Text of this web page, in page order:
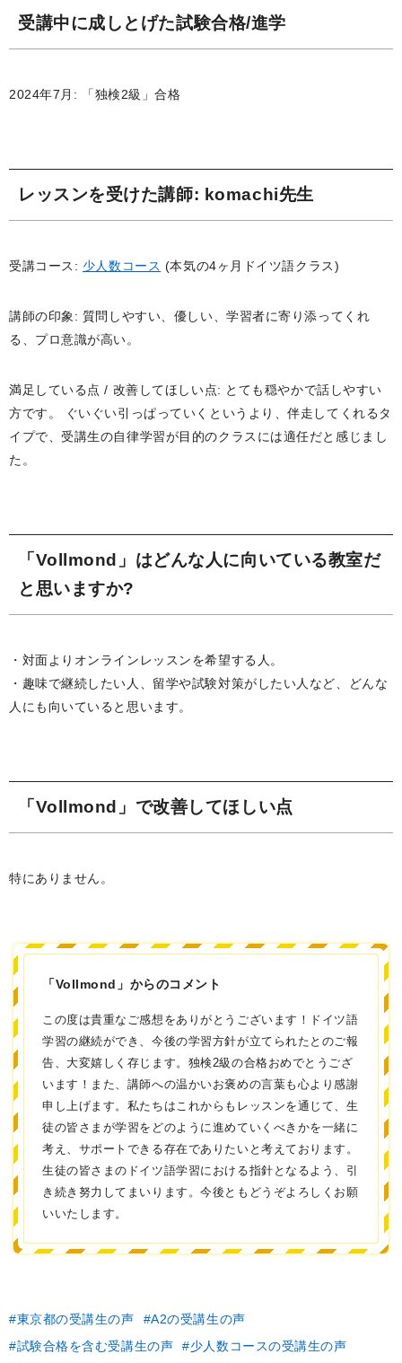
受講中に成しとげた試験合格/進学
2024年7月: 「独検2級」合格
レッスンを受けた講師: komachi先生
受講コース: 少人数コース (本気の4ヶ月ドイツ語クラス)
講師の印象: 質問しやすい、優しい、学習者に寄り添ってくれ
る、プロ意識が高い。
満足している点 / 改善してほしい点: とても穏やかで話しやすい
方です。 ぐいぐい引っぱっていくというより、伴走してくれるタ
イプで、受講生の自律学習が目的のクラスには適任だと感じまし
た。
「Vollmond」はどんな人に向いている教室だ
と思いますか?
・対面よりオンラインレッスンを希望する人。
・趣味で継続したい人、留学や試験対策がしたい人など、どんな
人にも向いていると思います。
「Vollmond」で改善してほしい点
特にありません。
「Vollmond」からのコメント
この度は貴重なご感想をありがとうございます！ドイツ語
学習の継続ができ、今後の学習方針が立てられたとのご報
告、大変嬉しく存じます。独検2級の合格おめでとうござ
います！また、講師への温かいお褒めの言葉も心より感謝
申し上げます。私たちはこれからもレッスンを通じて、生
徒の皆さまが学習をどのように進めていくべきかを一緒に
考え、サポートできる存在でありたいと考えております。
生徒の皆さまのドイツ語学習における指針となるよう、引
き続き努力してまいります。今後ともどうぞよろしくお願
いいたします。
東京都の受講生の声
A2の受講生の声
試験合格を含む受講生の声
少人数コースの受講生の声